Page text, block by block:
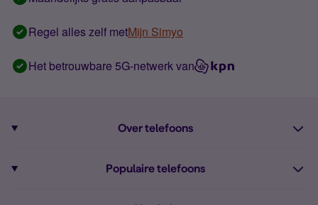
Regel alles zelf metMijn Simyo
Het betrouwbare 5G-netwerk van
Over telefoons
Populaire telefoons